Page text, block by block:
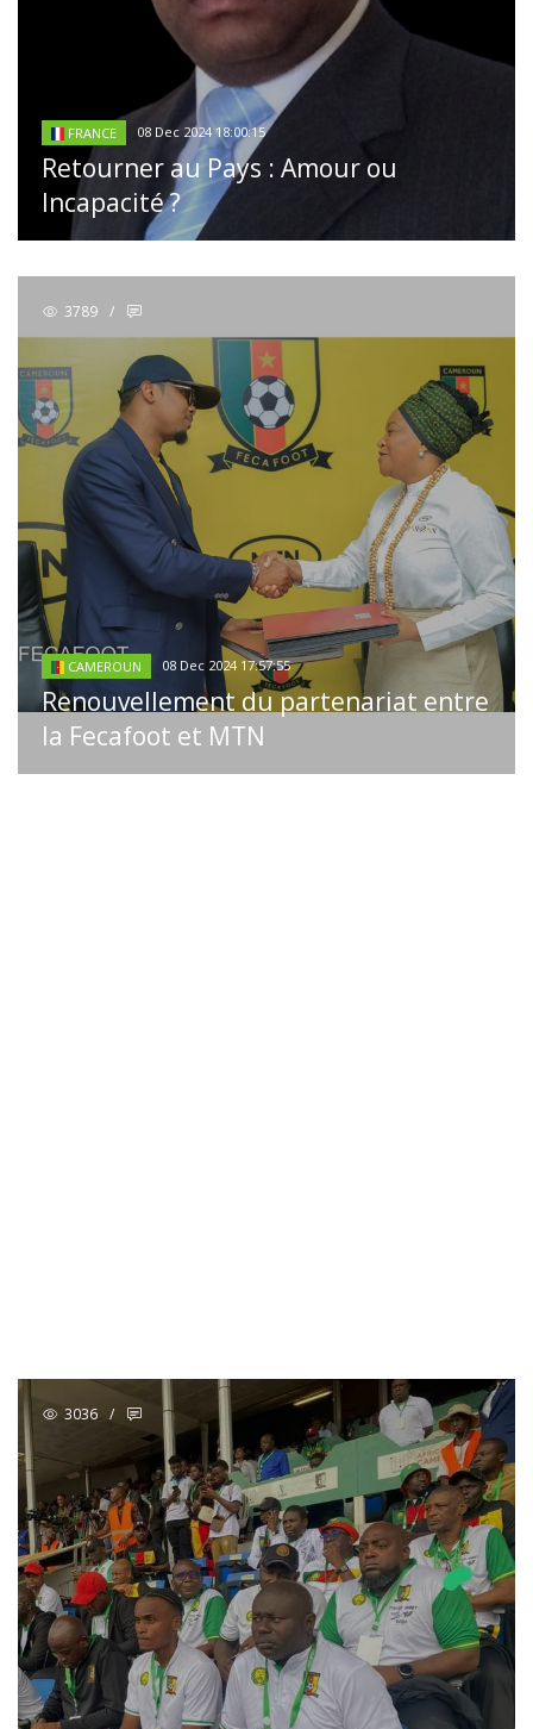
FRANCE 08 Dec 2024 18:00:15
Retourner au Pays : Amour ou
Incapacité ?
3789 /
CAMEROUN 08 Dec 2024 17:57:55
Renouvellement du partenariat entre
la Fecafoot et MTN
3036 /